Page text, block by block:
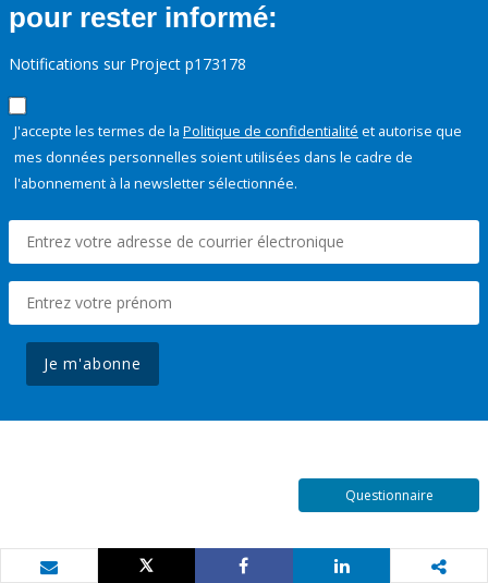
pour rester informé:
Notifications sur Project p173178
J'accepte les termes de la Politique de confidentialité et autorise que
mes données personnelles soient utilisées dans le cadre de
l'abonnement à la newsletter sélectionnée.
Je m'abonne
Questionnaire